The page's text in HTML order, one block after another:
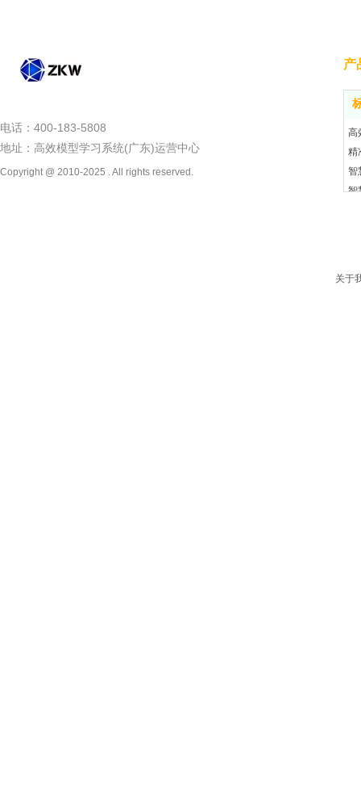
高
精
智
智
电话：400-183-5808
地址：高效模型学习系统(广东)运营中心
Copyright @ 2010-2025 . All rights reserved.
产
关于